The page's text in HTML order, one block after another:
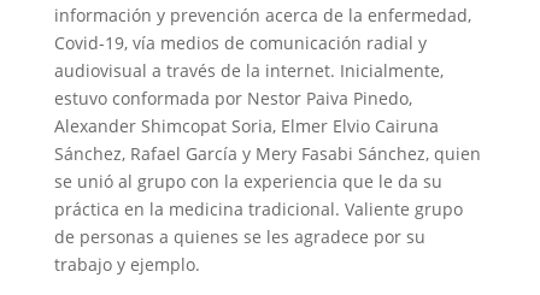
información y prevención acerca de la enfermedad,
Covid-19, vía medios de comunicación radial y
audiovisual a través de la internet. Inicialmente,
estuvo conformada por Nestor Paiva Pinedo,
Alexander Shimcopat Soria, Elmer Elvio Cairuna
Sánchez, Rafael García y Mery Fasabi Sánchez, quien
se unió al grupo con la experiencia que le da su
práctica en la medicina tradicional. Valiente grupo
de personas a quienes se les agradece por su
trabajo y ejemplo.